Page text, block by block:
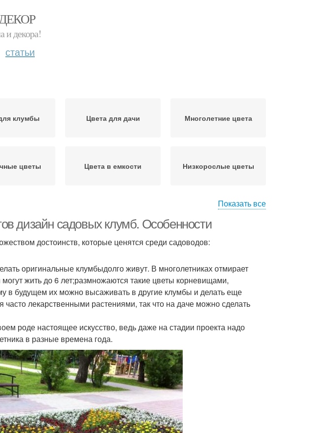
и декора!
статьи
клумбы Цвета для дачи Многолетние цвета
цветы Цвета в емкости Низкорослые цветы
посева
Показать все
дизайн садовых клумб. Особенности
достоинств, которые ценятся среди садоводов:
оригинальные клумбыдолго живут. В многолетниках отмирает
жить до 6 лет;размножаются такие цветы корневищами,
в будущем их можно высаживать в другие клумбы и делать еще
часто лекарственными растениями, так что на даче можно сделать
роде настоящее искусство, ведь даже на стадии проекта надо
в разные времена года.